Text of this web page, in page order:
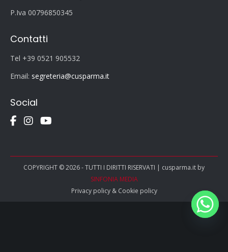
P.Iva 00796850345
Contatti
Tel +39 0521 905532
Email: segreteria@cusparma.it
Social
COPYRIGHT © 2026 - TUTTI I DIRITTI RISERVATI | cusparma.it by
SINFONIA MEDIA
Privacy policy& Cookie policy